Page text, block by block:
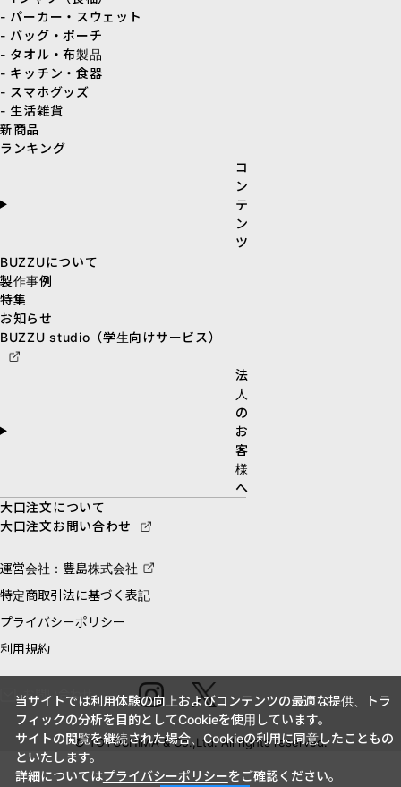
- パーカー・スウェット
- バッグ・ポーチ
- タオル・布製品
- キッチン・食器
- スマホグッズ
- 生活雑貨
新商品
ランキング
コ
ン
テ
ン
ツ
BUZZUについて
製作事例
特集
お知らせ
BUZZU studio（学生向けサービス）
法
人
の
お
客
様
へ
大口注文について
大口注文お問い合わせ
運営会社：豊島株式会社
特定商取引法に基づく表記
プライバシーポリシー
利用規約
お問い合わせ
© TOYOSHIMA & Co.,Ltd. All rights reserved.
当サイトでは利用体験の向上およびコンテンツの最適な提供、トラ
フィックの分析を目的としてCookieを使用しています。
サイトの閲覧を継続された場合、Cookieの利用に同意したこともの
といたします。
詳細についてはプライバシーポリシーをご確認ください。